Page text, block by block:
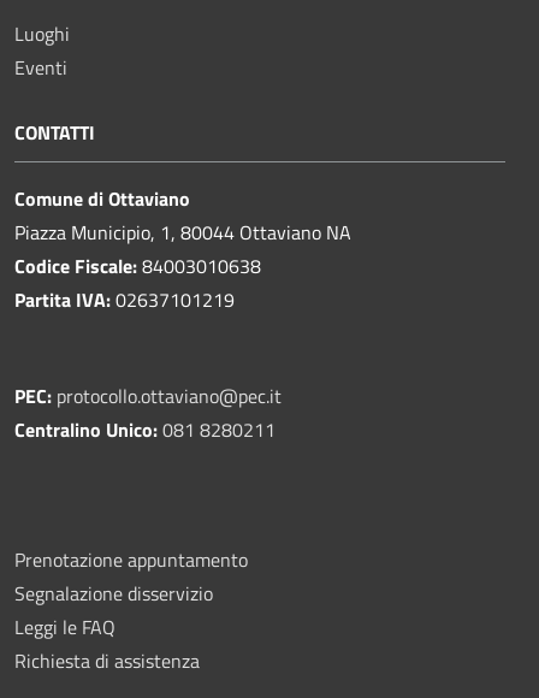
Luoghi
Eventi
CONTATTI
Comune di Ottaviano
Piazza Municipio, 1, 80044 Ottaviano NA
Codice Fiscale:84003010638
Partita IVA:02637101219
PEC: protocollo.ottaviano@pec.it
Centralino Unico:081 8280211
Prenotazione appuntamento
Segnalazione disservizio
Leggi le FAQ
Richiesta di assistenza